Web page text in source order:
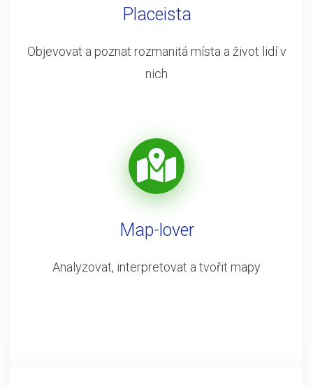
Placeista
Objevovat a poznat rozmanitá místa a život lidí v
nich
Map-lover
Analyzovat, interpretovat a tvořit mapy